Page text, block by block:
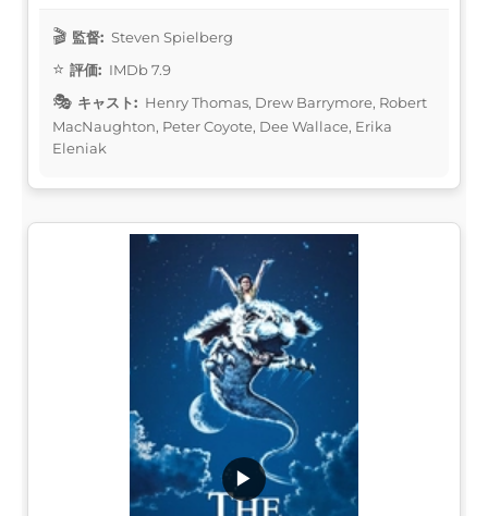
監督: Steven Spielberg
評価: IMDb 7.9
キャスト: Henry Thomas, Drew Barrymore, Robert
MacNaughton, Peter Coyote, Dee Wallace, Erika
Eleniak
▶